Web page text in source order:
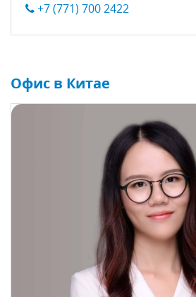
+7 (771) 700 2422
Офис в Китае